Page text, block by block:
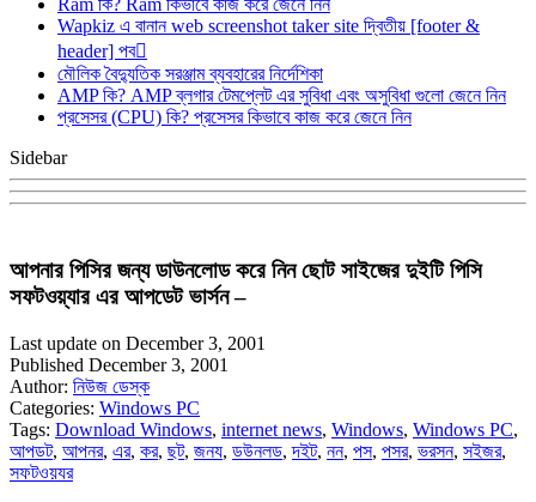
Wapkiz এ বানান web screenshot taker site দ্বিতীয় [footer &
header] পব
মৌলিক বৈদ্যুতিক সরঞ্জাম ব্যবহারের নির্দেশিকা
AMP কি? AMP ব্লগার টেমপ্লেট এর সুবিধা এবং অসুবিধা গুলো জেনে নিন
প্রসেসর (CPU) কি? প্রসেসর কিভাবে কাজ করে জেনে নিন
Sidebar
আপনার পিসির জন্য ডাউনলোড করে নিন ছোট সাইজের দুইটি পিসি
সফটওয়্যার এর আপডেট ভার্সন –
Last update on December 3, 2001
Published December 3, 2001
Author: নিউজ ডেস্ক
Categories: Windows PC
Tags: Download Windows, internet news, Windows, Windows PC,
আপডট, আপনর, এর, কর, ছট, জনয, ডউনলড,দইট, নন, পস, পসর, ভরসন, সইজর,
সফটওয়যর